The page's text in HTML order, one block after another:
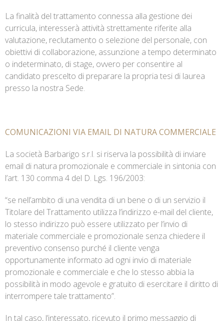
La finalità del trattamento connessa alla gestione dei
curricula, interesserà attività strettamente riferite alla
valutazione, reclutamento o selezione del personale, con
obiettivi di collaborazione, assunzione a tempo determinato
o indeterminato, di stage, ovvero per consentire al
candidato prescelto di preparare la propria tesi di laurea
presso la nostra Sede.
COMUNICAZIONI VIA EMAIL DI NATURA COMMERCIALE
La società Barbarigo s.r.l. si riserva la possibilità di inviare
email di natura promozionale e commerciale in sintonia con
l’art. 130 comma 4 del D. Lgs. 196/2003:
“se nell’ambito di una vendita di un bene o di un servizio il
Titolare del Trattamento utilizza l’indirizzo e-mail del cliente,
lo stesso indirizzo può essere utilizzato per l’invio di
materiale commerciale e promozionale senza chiedere il
preventivo consenso purché il cliente venga
opportunamente informato ad ogni invio di materiale
promozionale e commerciale e che lo stesso abbia la
possibilità in modo agevole e gratuito di esercitare il diritto di
interrompere tale trattamento”.
In tal caso, l’interessato, ricevuto il primo messaggio di